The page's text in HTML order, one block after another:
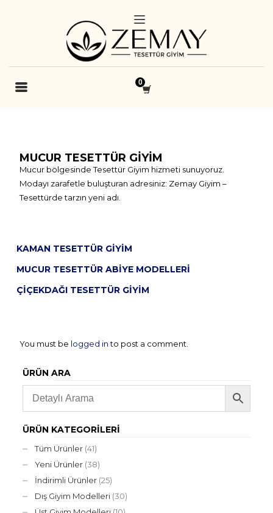
MUCUR TESETTÜR GIYIM
Mucur bölgesinde Tesettür Giyim hizmeti sunuyoruz.
Modayı zarafetle buluşturan adresiniz: Zemay Giyim –
Tesettürde tarzın yeni adı.
KAMAN TESETTÜR GIYIM
MUCUR TESETTÜR ABIYE MODELLERI
ÇIÇEKDAĞI TESETTÜR GIYIM
You must be logged into post a comment.
ÜRÜN ARA
ÜRÜN KATEGORILERI
Tüm Ürünler (41)
Yeni Ürünler (38)
İndirimli Ürünler (25)
Dış Giyim Modelleri (30)